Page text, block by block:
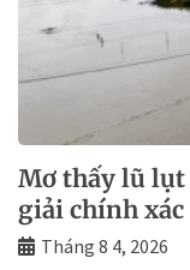
Mơ thấy lũ lụt
giải chính xác
Tháng 8 4, 2026